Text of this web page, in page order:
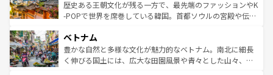
はコンテンツ一覧を参照してほしい。
ビング、ハイキングなど、アウトドア好きにはたまらな
い。オーストラリアの多彩な魅力を存分に味わいつくそ
参照してほしい。
と山間の静けさが共存しており、訪れる人に新しい発見と
驚きをもたらしてくれる。また、奥深い台湾の食文化も魅
容にもいいと評判のスイーツなど、バラエティ豊かな料理
が味わえる。 なお、新着の台湾情報は コンテンツ一覧を参
照してほしい。
歴史ある王朝文化が残る一方で、最先端のファッションやK
-POPで世界を席巻している韓国。首都ソウルの宮殿や伝統
き、地方に足を延ばせば四季折々の自然美を楽しむことが
できる。そして、キムチや焼肉、絶品のストリートフード
まで、さまざまな韓国料理が待っている。夜には、韓国な
ベトナム
豊かな自然と多様な文化が魅力的なベトナム。南北に細長
く伸びる国土には、広大な田園風景や青々とした山々、世